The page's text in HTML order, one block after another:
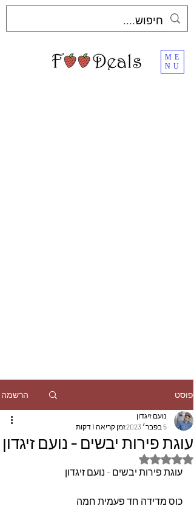
ME
NU
פוסט הרשמה
עוגת פירות יבשים - נועם זיגדון
נועם זיגדון
5 בפבר׳ 2023
זמן קריאה 1 דקות
דירוג של NaN מתוך 5 כוכבים
עוגת פירות יבשים - נועם זיגדון
כוס מדידה חד פעמית חמה